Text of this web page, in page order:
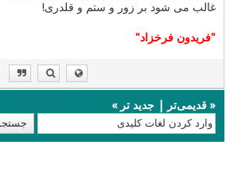
غالب می شود بر زور و ستم و قلدری!
"فریدون فرخزاد"
«قدیمی‌تر |جدید تر »